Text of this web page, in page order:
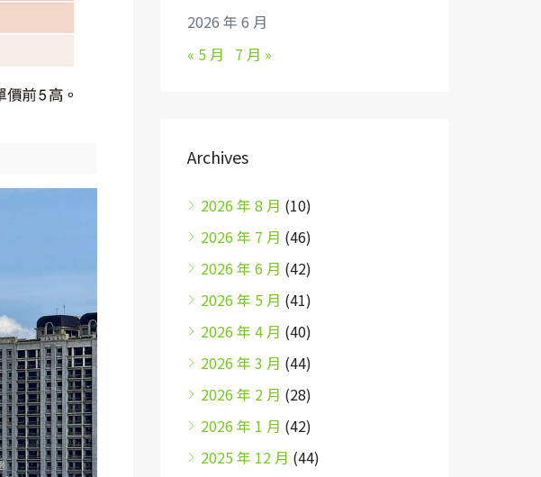
2026 年 6 月
« 5 月 7 月 »
Archives
2026 年 8 月 (10)
2026 年 7 月 (46)
2026 年 6 月 (42)
2026 年 5 月 (41)
2026 年 4 月 (40)
2026 年 3 月 (44)
2026 年 2 月 (28)
2026 年 1 月 (42)
2025 年 12 月 (44)